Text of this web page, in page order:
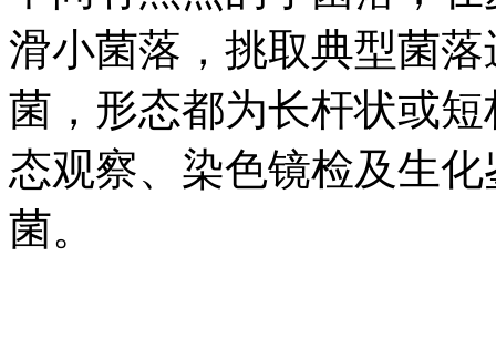
滑小菌落，挑取典型菌
菌，形态都为长杆状或
态观察、染色镜检及生
菌。